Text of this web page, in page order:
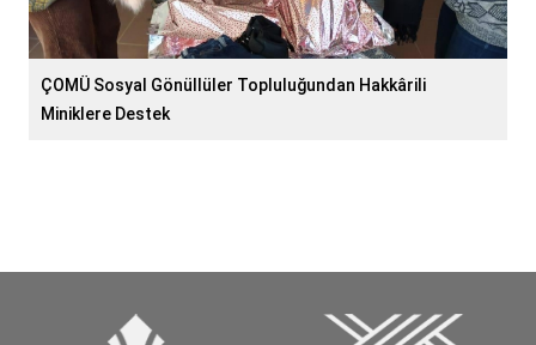
ÇOMÜ Sosyal Gönüllüler Topluluğundan Hakkârili
Miniklere Destek